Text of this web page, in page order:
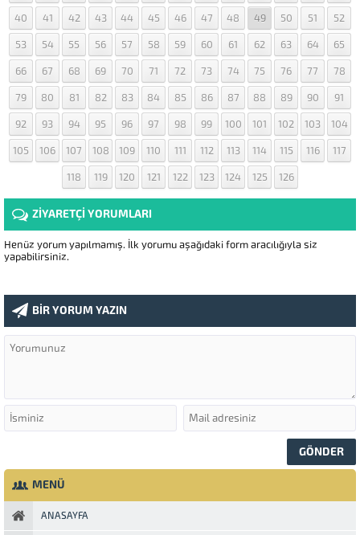
40 41 42 43 44 45 46 47 48 49 50 51 52
53 54 55 56 57 58 59 60 61 62 63 64 65
66 67 68 69 70 71 72 73 74 75 76 77 78
79 80 81 82 83 84 85 86 87 88 89 90 91
92 93 94 95 96 97 98 99 100 101 102 103 104
105 106 107 108 109 110 111 112 113 114 115 116 117
118 119 120 121 122 123 124 125 126
ZİYARETÇİ YORUMLARI
Henüz yorum yapılmamış. İlk yorumu aşağıdaki form aracılığıyla siz
yapabilirsiniz.
BİR YORUM YAZIN
MENÜ
ANASAYFA